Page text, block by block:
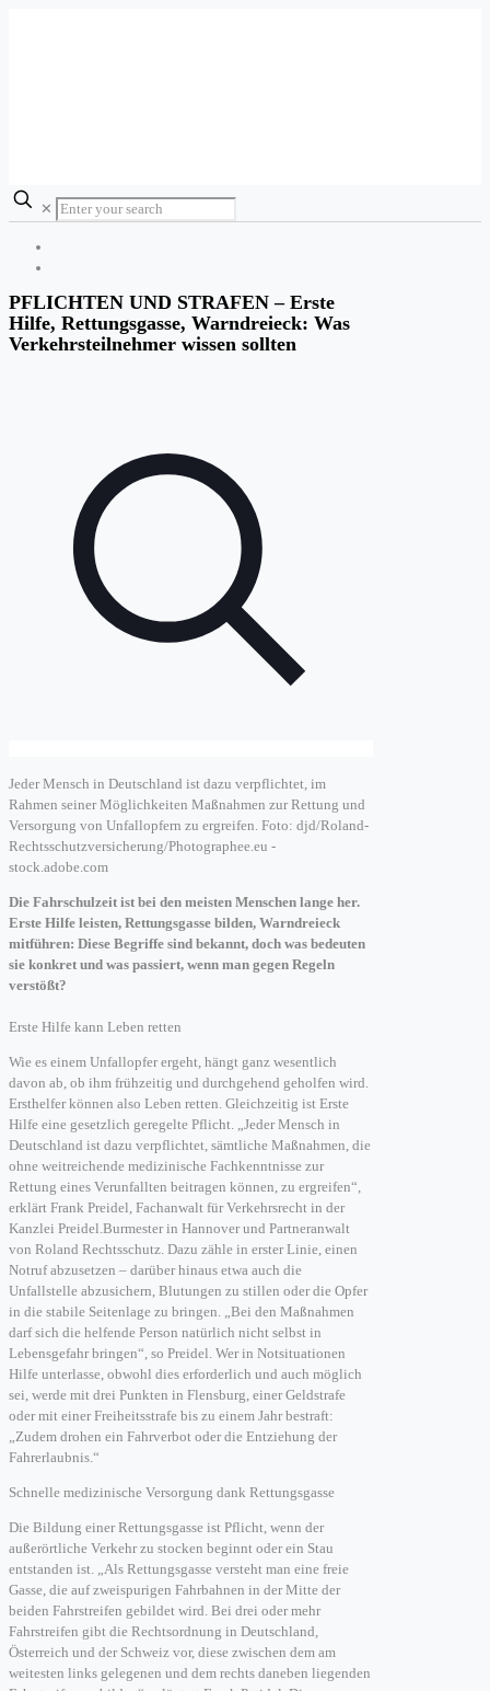
✕
PFLICHTEN UND STRAFEN – Erste
Hilfe, Rettungsgasse, Warndreieck: Was
Verkehrsteilnehmer wissen sollten
Jeder Mensch in Deutschland ist dazu verpflichtet, im
Rahmen seiner Möglichkeiten Maßnahmen zur Rettung und
Versorgung von Unfallopfern zu ergreifen. Foto: djd/Roland-
Rechtsschutzversicherung/Photographee.eu -
stock.adobe.com
Die Fahrschulzeit ist bei den meisten Menschen lange her.
Erste Hilfe leisten, Rettungsgasse bilden, Warndreieck
mitführen: Diese Begriffe sind bekannt, doch was bedeuten
sie konkret und was passiert, wenn man gegen Regeln
verstößt?
Erste Hilfe kann Leben retten
Wie es einem Unfallopfer ergeht, hängt ganz wesentlich
davon ab, ob ihm frühzeitig und durchgehend geholfen wird.
Ersthelfer können also Leben retten. Gleichzeitig ist Erste
Hilfe eine gesetzlich geregelte Pflicht. „Jeder Mensch in
Deutschland ist dazu verpflichtet, sämtliche Maßnahmen, die
ohne weitreichende medizinische Fachkenntnisse zur
Rettung eines Verunfallten beitragen können, zu ergreifen“,
erklärt Frank Preidel, Fachanwalt für Verkehrsrecht in der
Kanzlei Preidel.Burmester in Hannover und Partneranwalt
von Roland Rechtsschutz. Dazu zähle in erster Linie, einen
Notruf abzusetzen – darüber hinaus etwa auch die
Unfallstelle abzusichern, Blutungen zu stillen oder die Opfer
in die stabile Seitenlage zu bringen. „Bei den Maßnahmen
darf sich die helfende Person natürlich nicht selbst in
Lebensgefahr bringen“, so Preidel. Wer in Notsituationen
Hilfe unterlasse, obwohl dies erforderlich und auch möglich
sei, werde mit drei Punkten in Flensburg, einer Geldstrafe
oder mit einer Freiheitsstrafe bis zu einem Jahr bestraft:
„Zudem drohen ein Fahrverbot oder die Entziehung der
Fahrerlaubnis.“
Schnelle medizinische Versorgung dank Rettungsgasse
Die Bildung einer Rettungsgasse ist Pflicht, wenn der
außerörtliche Verkehr zu stocken beginnt oder ein Stau
entstanden ist. „Als Rettungsgasse versteht man eine freie
Gasse, die auf zweispurigen Fahrbahnen in der Mitte der
beiden Fahrstreifen gebildet wird. Bei drei oder mehr
Fahrstreifen gibt die Rechtsordnung in Deutschland,
Österreich und der Schweiz vor, diese zwischen dem am
weitesten links gelegenen und dem rechts daneben liegenden